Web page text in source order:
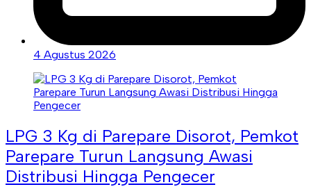
4 Agustus 2026
LPG 3 Kg di Parepare Disorot, Pemkot
Parepare Turun Langsung Awasi
Distribusi Hingga Pengecer